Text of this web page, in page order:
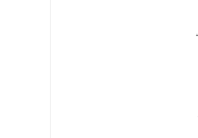
.